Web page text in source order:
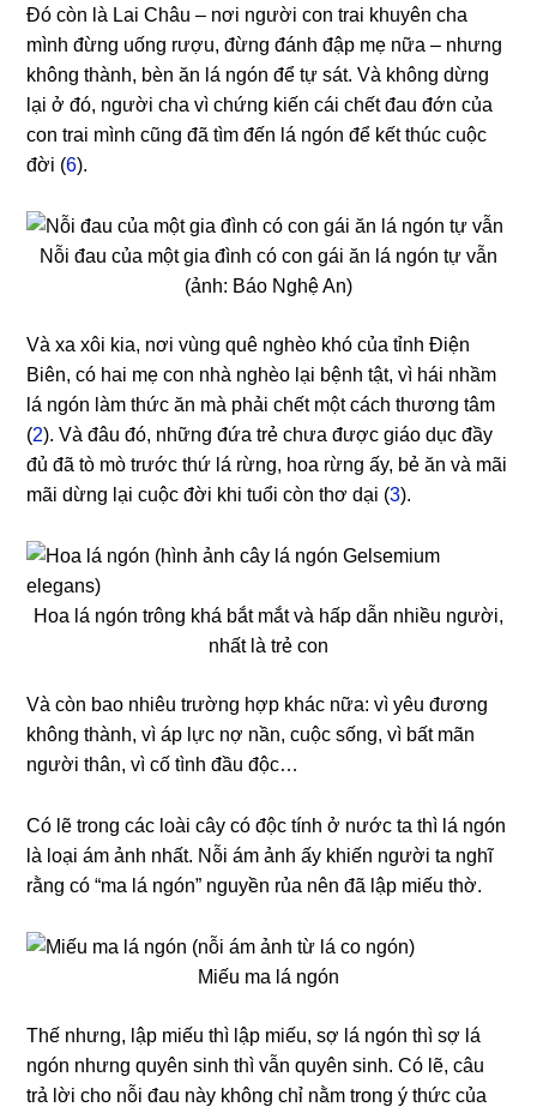
Đó còn là Lai Châu – nơi người con trai khuyên cha
mình đừng uống rượu, đừng đánh đập mẹ nữa – nhưng
không thành, bèn ăn lá ngón để tự sát. Và không dừng
lại ở đó, người cha vì chứng kiến cái chết đau đớn của
con trai mình cũng đã tìm đến lá ngón để kết thúc cuộc
đời (6).
Nỗi đau của một gia đình có con gái ăn lá ngón tự vẫn
(ảnh: Báo Nghệ An)
Và xa xôi kia, nơi vùng quê nghèo khó của tỉnh Điện
Biên, có hai mẹ con nhà nghèo lại bệnh tật, vì hái nhầm
lá ngón làm thức ăn mà phải chết một cách thương tâm
(2). Và đâu đó, những đứa trẻ chưa được giáo dục đầy
đủ đã tò mò trước thứ lá rừng, hoa rừng ấy, bẻ ăn và mãi
mãi dừng lại cuộc đời khi tuổi còn thơ dại (3).
Hoa lá ngón trông khá bắt mắt và hấp dẫn nhiều người,
nhất là trẻ con
Và còn bao nhiêu trường hợp khác nữa: vì yêu đương
không thành, vì áp lực nợ nần, cuộc sống, vì bất mãn
người thân, vì cố tình đầu độc…
Có lẽ trong các loài cây có độc tính ở nước ta thì lá ngón
là loại ám ảnh nhất. Nỗi ám ảnh ấy khiến người ta nghĩ
rằng có “ma lá ngón” nguyền rủa nên đã lập miếu thờ.
Miếu ma lá ngón
Thế nhưng, lập miếu thì lập miếu, sợ lá ngón thì sợ lá
ngón nhưng quyên sinh thì vẫn quyên sinh. Có lẽ, câu
trả lời cho nỗi đau này không chỉ nằm trong ý thức của